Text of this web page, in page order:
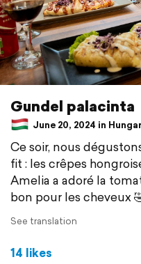
Gundel palacinta
June 20, 2024 in
Ce soir, nous
fit : les crêpes
Amelia a adoré la
bon pour les cheveux
See translation
14 likes